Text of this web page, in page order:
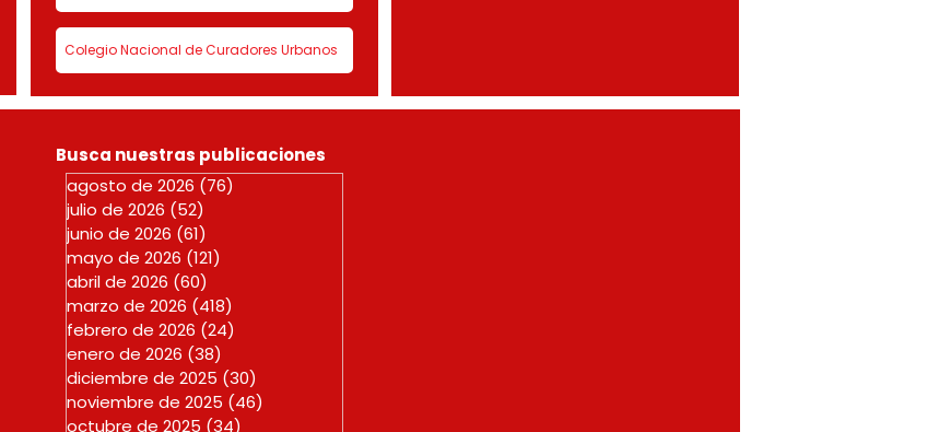
Colegio Nacional de Curadores Urbanos
Busca nuestras publicaciones
agosto de 2026 (76)
julio de 2026 (52)
junio de 2026 (61)
mayo de 2026 (121)
abril de 2026 (60)
marzo de 2026 (418)
febrero de 2026 (24)
enero de 2026 (38)
diciembre de 2025 (30)
noviembre de 2025 (46)
octubre de 2025 (34)